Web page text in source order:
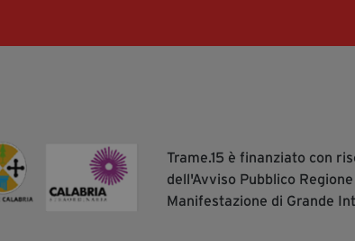
Trame.15 è finanziato con
dell'Avviso Pubblico
Manifestazione di Grande